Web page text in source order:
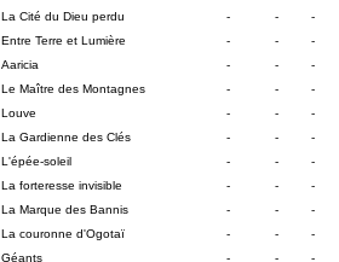
La Cité du Dieu perdu
- -
-
Entre Terre et Lumière
- -
-
Aaricia
- -
-
Le Maître des Montagnes
- -
-
Louve
- -
-
La Gardienne des Clés
- -
-
L'épée-soleil
- -
-
La forteresse invisible
- -
-
La Marque des Bannis
- -
-
La couronne d'Ogotaï
- -
-
Géants
- - -